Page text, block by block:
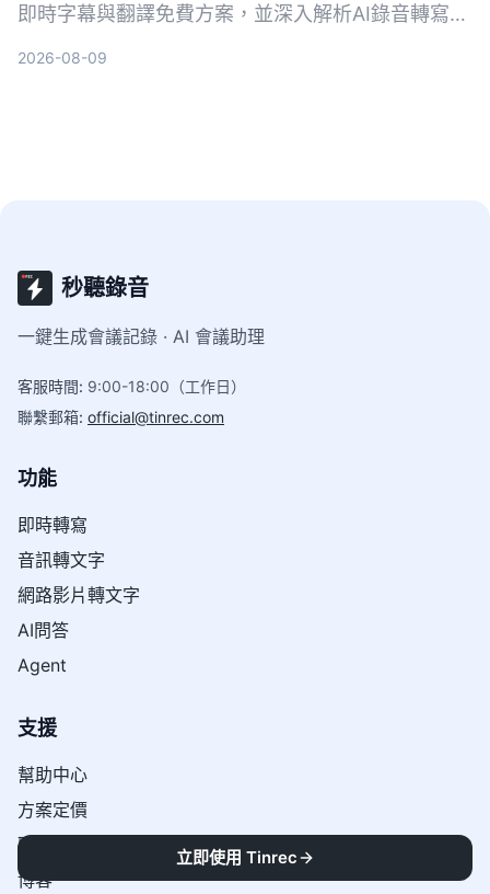
即時字幕與翻譯免費方案，並深入解析AI錄音轉寫工
2026-08-09
秒聽錄音
一鍵生成會議記錄 · AI 會議助理
客服時間: 9:00-18:00（工作日）
聯繫郵箱: official@tinrec.com
功能
即時轉寫
音訊轉文字
網路影片轉文字
AI問答
Agent
支援
幫助中心
方案定價
聯絡我們
博客
立即使用 Tinrec